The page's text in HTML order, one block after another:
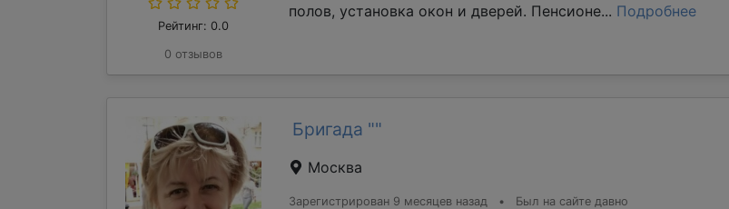
Рейтинг: 0.0
0 отзывов
полов, установка окон и дверей. Пенсионе... Подробнее
Бригада ""
Москва
Зарегистрирован 9 месяцев назад • Был на сайте давно